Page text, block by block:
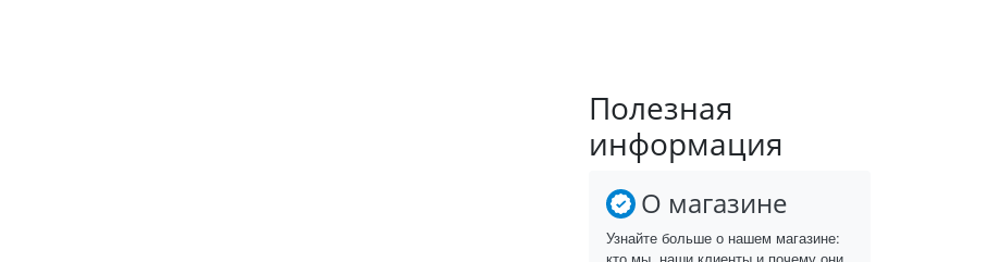
Полезная
информация
О магазине
Узнайте больше о нашем магазине: